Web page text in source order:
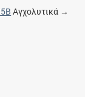
Αγχολυτικά →